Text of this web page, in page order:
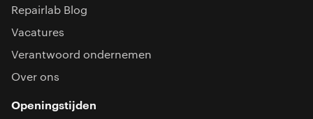
Repairlab Blog
Vacatures
Verantwoord ondernemen
Over ons
Openingstijden